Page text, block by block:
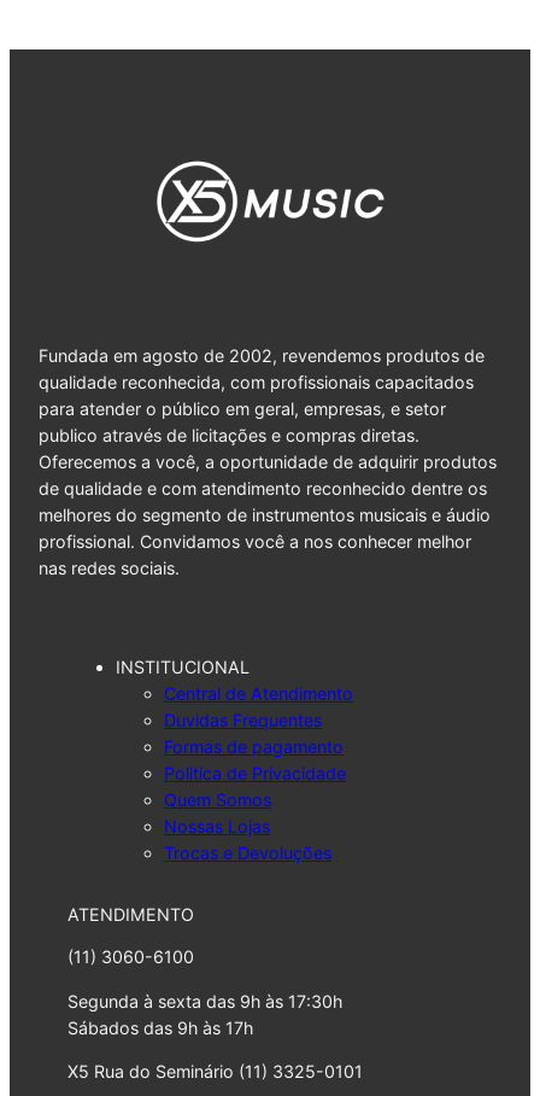
Fundada em agosto de 2002, revendemos produtos de
qualidade reconhecida, com profissionais capacitados
para atender o público em geral, empresas, e setor
publico através de licitações e compras diretas.
Oferecemos a você, a oportunidade de adquirir produtos
de qualidade e com atendimento reconhecido dentre os
melhores do segmento de instrumentos musicais e áudio
profissional. Convidamos você a nos conhecer melhor
nas redes sociais.
INSTITUCIONAL
Central de Atendimento
Duvidas Frequentes
Formas de pagamento
Politica de Privacidade
Quem Somos
Nossas Lojas
Trocas e Devoluções
ATENDIMENTO
(11) 3060-6100
Segunda à sexta das 9h às 17:30h
Sábados das 9h às 17h
X5 Rua do Seminário (11) 3325-0101